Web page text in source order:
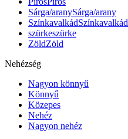
Sárga/aranySárga/arany
SzínkavalkádSzínkavalkád
szürkeszürke
ZöldZöld
Nehézség
Nagyon könnyű
Könnyű
Közepes
Nehéz
Nagyon nehéz